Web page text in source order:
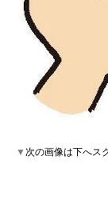
▼次の画像は下へス